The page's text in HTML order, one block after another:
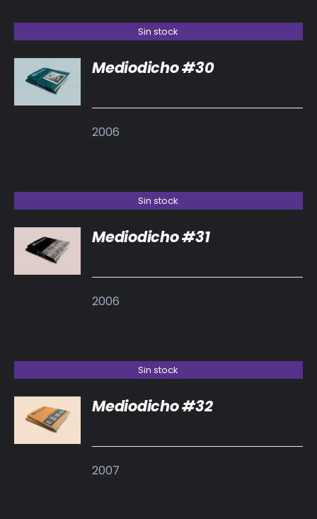
Sin stock
DETALLES
Mediodicho #30
2006
Sin stock
DETALLES
Mediodicho #31
2006
Sin stock
DETALLES
Mediodicho #32
2007